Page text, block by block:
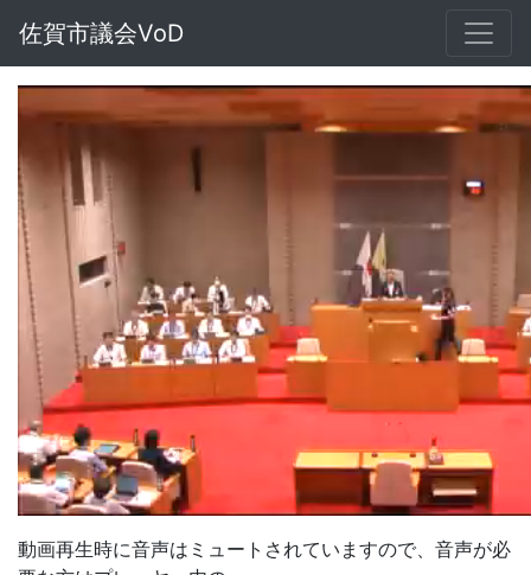
佐賀市議会VoD
UnmuteLoaded:
2.17%
動画再生時に音声はミュートされていますので、音声が必